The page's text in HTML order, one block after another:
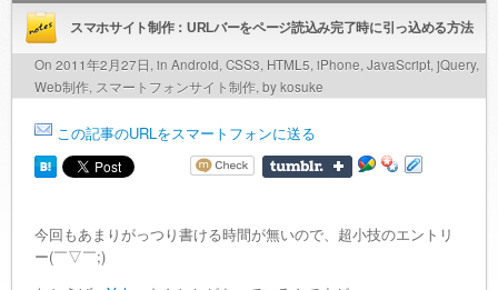
スマホサイト制作：URLバーをページ読込み完了時に引っ込める方法
On 2011年2月27日, in Android, CSS3, HTML5, iPhone, JavaScript, jQuery,
Web制作, スマートフォンサイト制作, by kosuke
この記事のURLをスマートフォンに送る
今回もあまりがっつり書ける時間が無いので、超小技のエントリ
ー(￣▽￣;)